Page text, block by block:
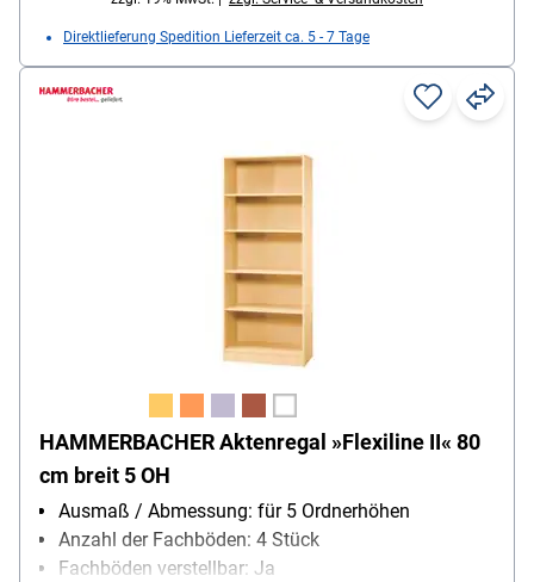
Direktlieferung Spedition Lieferzeit ca. 5 - 7 Tage
HAMMERBACHER Aktenregal »Flexiline II« 80
cm breit 5 OH
Ausmaß / Abmessung: für 5 Ordnerhöhen
Anzahl der Fachböden: 4 Stück
Fachböden verstellbar: Ja